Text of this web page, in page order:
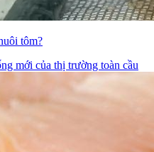
tôm?
mới của thị trường toàn cầu